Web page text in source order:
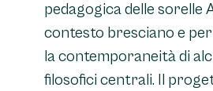
pedagogica delle sorelle
contesto bresciano e
la contemporaneità di
filosofici centrali. Il